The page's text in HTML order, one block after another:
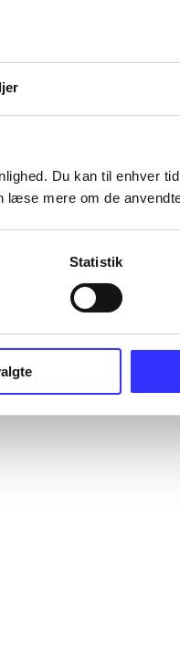
Du kan til enhver
mere om de
Statistik